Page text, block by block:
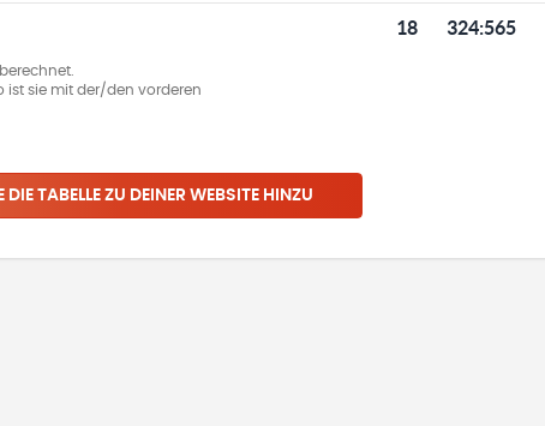
18 324:565
ist sie mit der/den vorderen
DIE TABELLE ZU DEINER WEBSITE HINZU